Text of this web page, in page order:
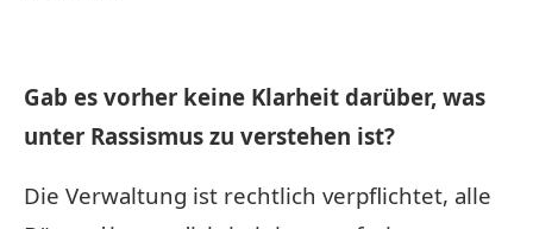
Gab es vorher keine Klarheit darüber, was
unter Rassismus zu verstehen ist?
Die Verwaltung ist rechtlich verpflichtet, alle